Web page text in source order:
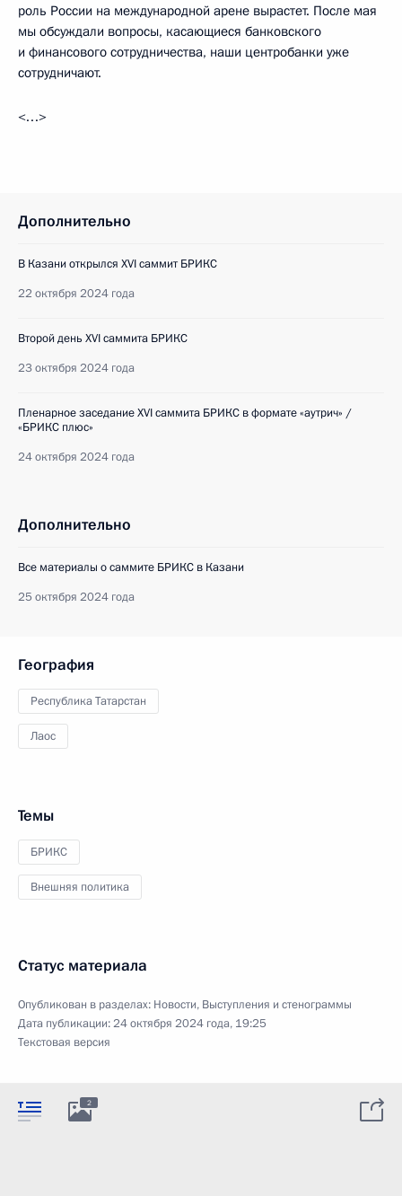
роль России на международной арене вырастет. После мая
мы обсуждали вопросы, касающиеся банковского
и финансового сотрудничества, наши центробанки уже
сотрудничают.
<…>
Дополнительно
В Казани открылся XVI саммит БРИКС
22 октября 2024 года
Второй день XVI саммита БРИКС
23 октября 2024 года
Пленарное заседание XVI саммита БРИКС в формате «аутрич» /
«БРИКС плюс»
24 октября 2024 года
Дополнительно
Все материалы о саммите БРИКС в Казани
25 октября 2024 года
География
Республика Татарстан
Лаос
Темы
БРИКС
Внешняя политика
Статус материала
Опубликован в разделах: Новости, Выступления и стенограммы
Дата публикации:24 октября 2024 года, 19:25
Текстовая версия
2